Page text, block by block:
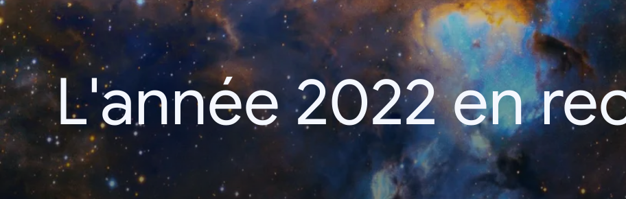
L'année 2022 en